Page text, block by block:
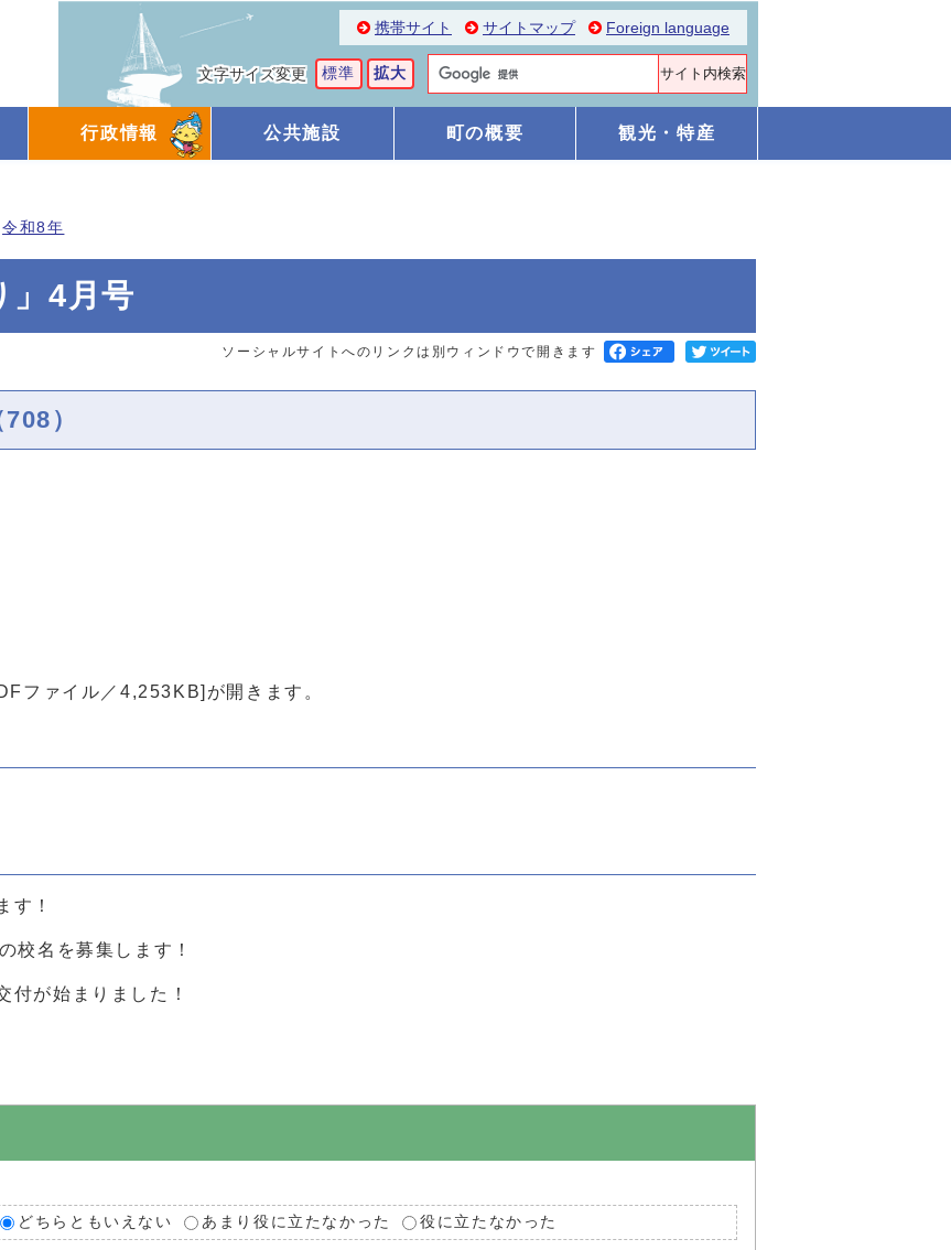
携帯サイト サイトマップ Foreign language
文字サイズ変更 標準 拡大
行政情報 公共施設 町の概要 観光・特産
令和8年
」4月号
ソーシャルサイトへのリンクは別ウィンドウで開きます
）
ファイル／4,253KB]が開きます。
す！
校名を募集します！
付が始まりました！
どちらともいえない あまり役に立たなかった 役に立たなかった